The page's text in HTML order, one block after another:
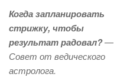
Когда запланировать
стрижку, чтобы
результат радовал?—
Совет от ведического
астролога.